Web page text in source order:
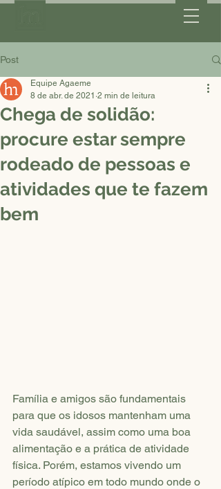
Post
Chega de solidão:
procure estar sempre
rodeado de pessoas e
atividades que te fazem
bem
Equipe Agaeme
8 de abr. de 2021 2 min de leitura
Família e amigos são fundamentais
para que os idosos mantenham uma
vida saudável, assim como uma boa
alimentação e a prática de atividade
física. Porém, estamos vivendo um
período atípico em todo mundo onde o